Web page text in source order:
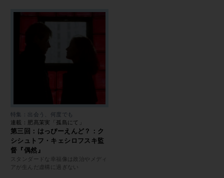
特集：出会う、何度でも
連載：肥髙茉実「孤島にて」
第三回：はっぴーえんど？：ク
シシュトフ・キェシロフスキ監
督『偶然』
スタンダードな幸福像は政治やメディ
アが生んだ虚構に過ぎない